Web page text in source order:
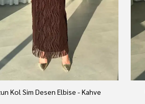
Kol Sim Desen Elbise - Kahve